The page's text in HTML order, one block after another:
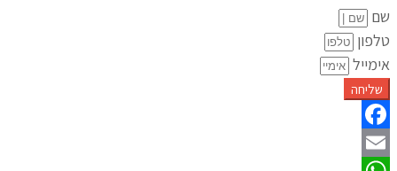
שם
טלפון
אימייל
שליחה
Facebook